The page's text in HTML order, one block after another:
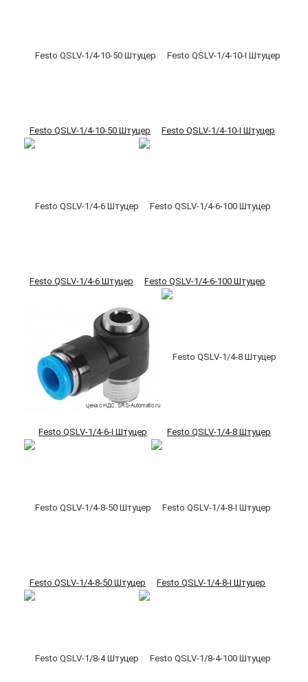
Festo QSLV-1/4-10-50 Штуцер Festo QSLV-1/4-10-I Штуцер
Festo QSLV-1/4-6 Штуцер Festo QSLV-1/4-6-100 Штуцер
Festo QSLV-1/4-6-I Штуцер Festo QSLV-1/4-8 Штуцер
Festo QSLV-1/4-8-50 Штуцер Festo QSLV-1/4-8-I Штуцер